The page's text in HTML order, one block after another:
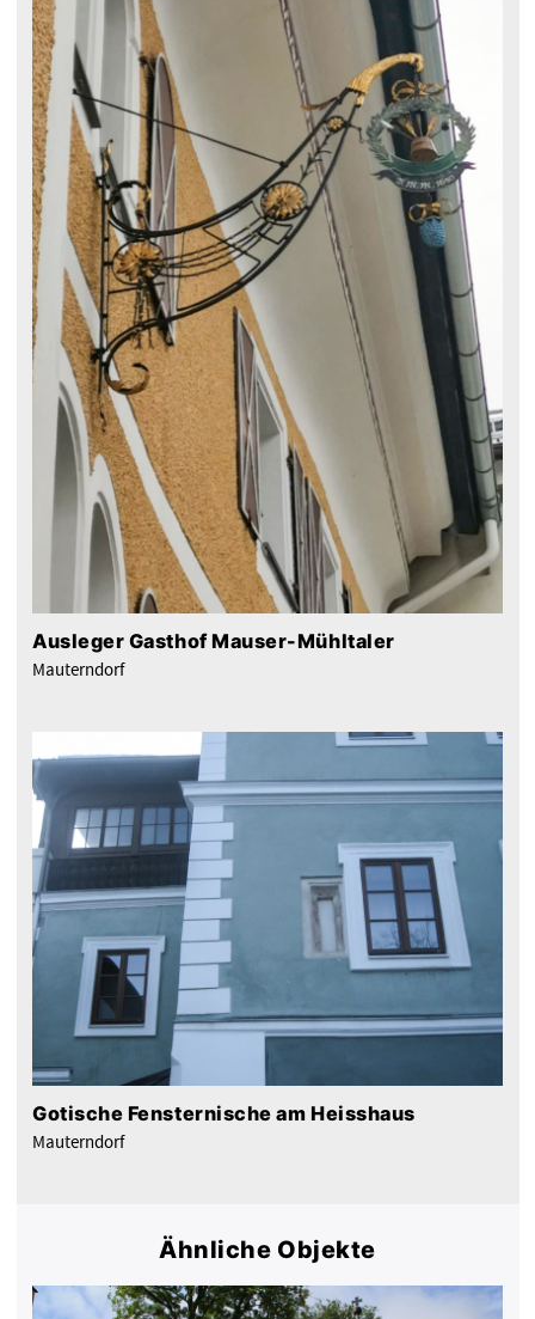
Ausleger Gasthof Mauser-Mühltaler
Mauterndorf
Gotische Fensternische am Heisshaus
Mauterndorf
Ähnliche Objekte